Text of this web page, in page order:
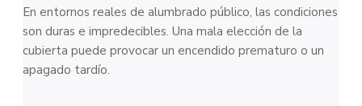
En entornos reales de alumbrado público, las condiciones
son duras e impredecibles. Una mala elección de la
cubierta puede provocar un encendido prematuro o un
apagado tardío.